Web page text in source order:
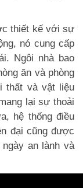
thiết kế với sự
nó cung cấp
Ngôi nhà bao
ăn và phòng
thất và vật liệu
lại sự thoải
hệ thống điều
đại cũng được
an lành và